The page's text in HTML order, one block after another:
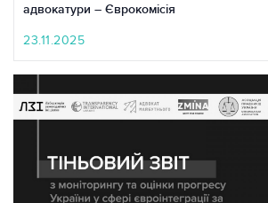
адвокатури – Єврокомісія
23.11.2025